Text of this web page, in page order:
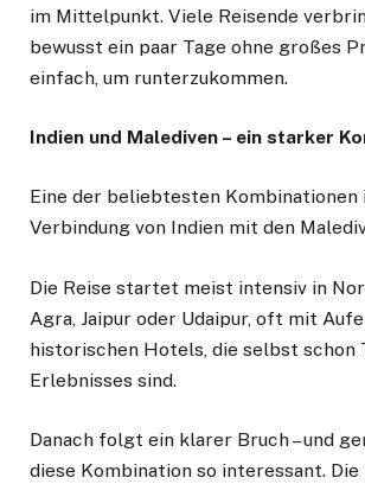
im Mittelpunkt. Viele Reisende
bewusst ein paar Tage ohne großes
einfach, um runterzukommen.
Indien und Malediven – ein starker
Eine der beliebtesten Kombinationen
Verbindung von Indien mit den
Die Reise startet meist intensiv in
Agra, Jaipur oder Udaipur, oft mit
historischen Hotels, die selbst schon
Erlebnisses sind.
Danach folgt ein klarer Bruch – und
diese Kombination so interessant. Die